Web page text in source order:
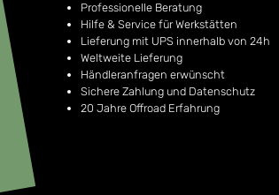
Professionelle Beratung
Hilfe & Service für Werkstätten
Lieferung mit UPS innerhalb von 24h
Weltweite Lieferung
Händleranfragen erwünscht
Sichere Zahlung und Datenschutz
20 Jahre Offroad Erfahrung